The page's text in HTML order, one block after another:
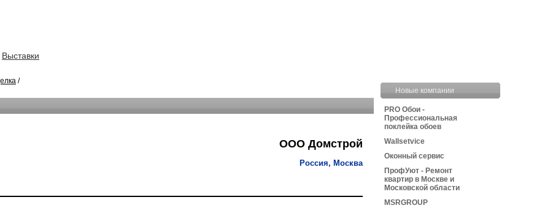
Выставки
/
ООО Домстрой
Россия, Москва
Новые компании
PRO Обои -
Профессиональная
поклейка обоев
Wallsetvice
Оконный сервис
ПрофУют - Ремонт
квартир в Москве и
Московской области
MSRGROUP